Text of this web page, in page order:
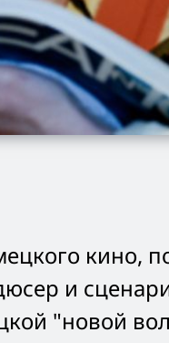
кино,
и
"новой